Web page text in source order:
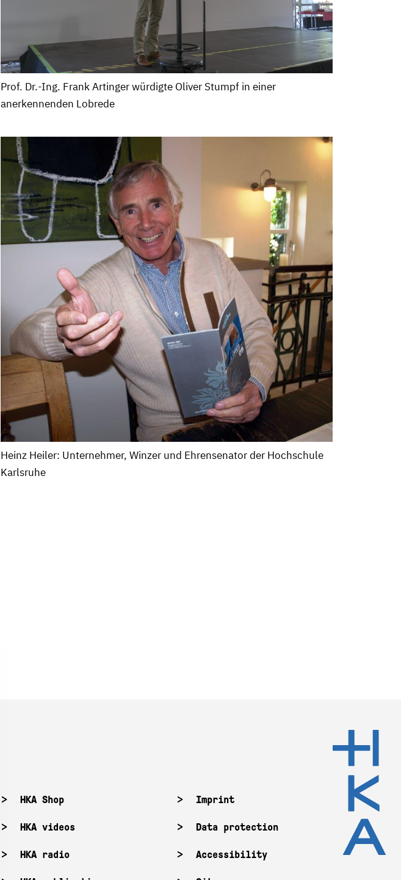
Prof. Dr.-Ing. Frank Artinger würdigte Oliver Stumpf in einer
anerkennenden Lobrede
Heinz Heiler: Unternehmer, Winzer und Ehrensenator der Hochschule
Karlsruhe
HKA Shop
HKA videos
HKA radio
Imprint
Data protection
Accessibility